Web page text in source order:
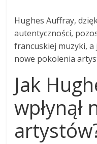
Hughes Auffray,
autentyczności,
francuskiej muzyki,
nowe pokolenia
Jak
wpłynął